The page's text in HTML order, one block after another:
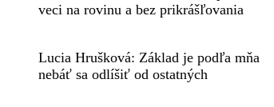
veci na rovinu a bez prikrášľovania
Lucia Hrušková: Základ je podľa mňa
nebáť sa odlíšiť od ostatných